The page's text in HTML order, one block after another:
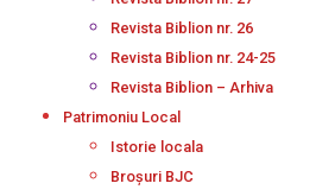
Revista Biblion nr. 26
Revista Biblion nr. 24-25
Revista Biblion – Arhiva
Patrimoniu Local
Istorie locala
Broșuri BJC